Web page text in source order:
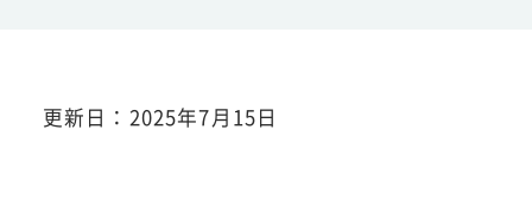
更新日：2025年7月15日